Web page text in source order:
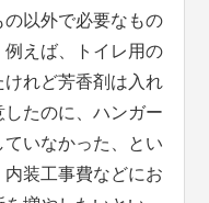
以外で必要なもの
えば、トイレ用の
れど芳香剤は入れ
たのに、ハンガー
いなかった、とい
装工事費などにお